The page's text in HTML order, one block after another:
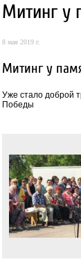
Митинг у
8 мая 2019 г.
Митинг у
Уже стало доброй
Победы